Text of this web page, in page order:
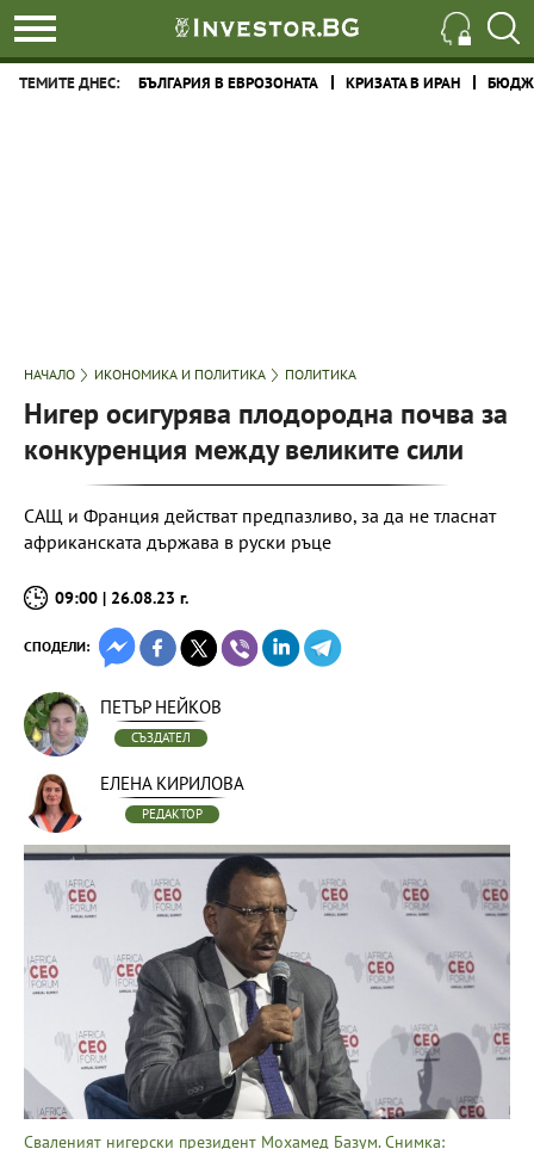
ТЕМИТЕ ДНЕС: БЪЛГАРИЯ В ЕВРОЗОНАТА КРИЗАТА В ИРАН
НАЧАЛО ИКОНОМИКА И ПОЛИТИКА ПОЛИТИКА
Нигер осигурява плодородна почва за
конкуренция между великите сили
САЩ и Франция действат предпазливо, за да не тласнат
африканската държава в руски ръце
09:00 | 26.08.23 г.
СПОДЕЛИ:
ПЕТЪР НЕЙКОВ
СЪЗДАТЕЛ
ЕЛЕНА КИРИЛОВА
РЕДАКТОР
Сваленият нигерски президент Мохамед Базум. Снимка: